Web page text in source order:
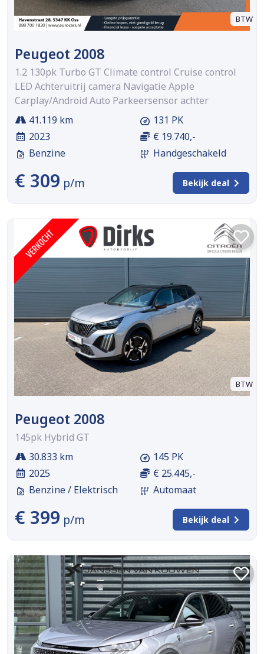
BTW
Peugeot 2008
1.2 130pk Turbo GT Climate control Cruise control
LED Achteruitrij camera Navigatie Apple
Carplay/Android Auto Parkeersensor achter
41.119 km
2023
Benzine
131 PK
€ 19.740,-
Handgeschakeld
€ 309 p/m Bekijk deal
BTW
Peugeot 2008
145pk Hybrid GT
30.833 km
2025
Benzine / Elektrisch
145 PK
€ 25.445,-
Automaat
€ 399 p/m Bekijk deal